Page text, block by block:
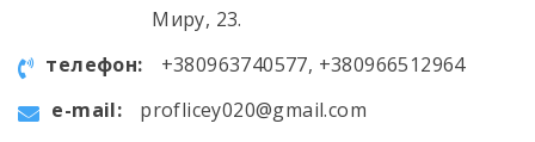
Миру, 23.
телефон:
+380963740577, +380966512964
e-mail:
proflicey020@gmail.com